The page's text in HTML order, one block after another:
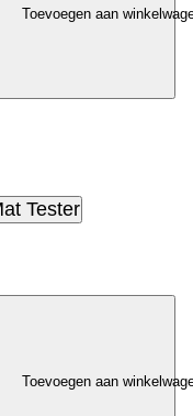
Toevoegen aan
Tester
Toevoegen aan